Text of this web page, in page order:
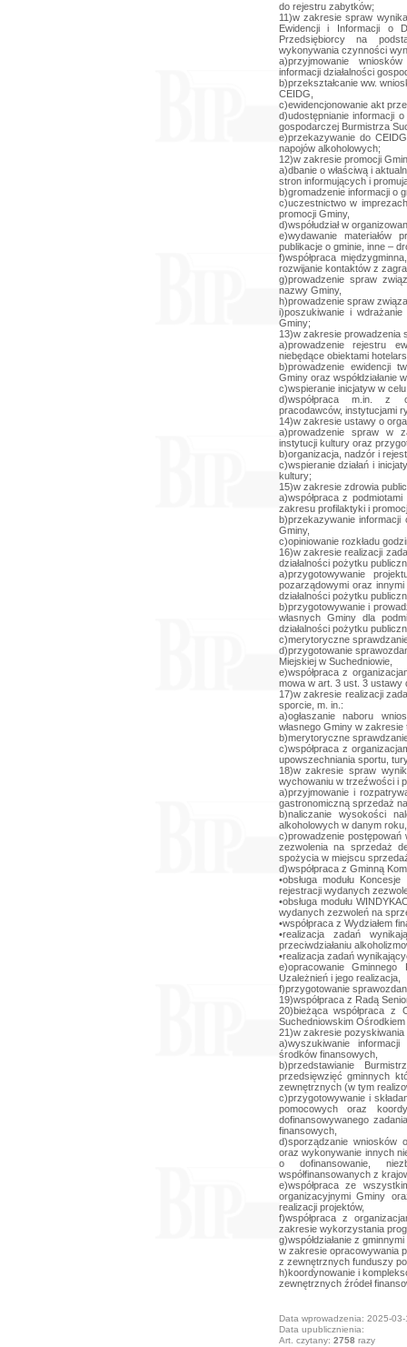
do rejestru zabytków;
11)w zakresie spraw
Ewidencji i Informacji o
Przedsiębiorcy na
wykonywania czynności
a)przyjmowanie wniosków
informacji działalności
b)przekształcanie ww.
CEIDG,
c)ewidencjonowanie akt
d)udostępnianie informacji
gospodarczej Burmistrza
e)przekazywanie do
napojów alkoholowych;
12)w zakresie promocji
a)dbanie o właściwą i
stron informujących i
b)gromadzenie informacji o
c)uczestnictwo w
promocji Gminy,
d)współudział w
e)wydawanie materiałów
publikacje o gminie, inne –
f)współpraca
rozwijanie kontaktów z
g)prowadzenie spraw
nazwy Gminy,
h)prowadzenie spraw
i)poszukiwanie i
Gminy;
13)w zakresie prowadzenia
a)prowadzenie rejestru
niebędące obiektami
b)prowadzenie ewidencji
Gminy oraz współdziałanie
c)wspieranie inicjatyw w
d)współpraca m.in. z
pracodawców, instytucjami
14)w zakresie ustawy o
a)prowadzenie spraw w
instytucji kultury oraz
b)organizacja, nadzór i
c)wspieranie działań i
kultury;
15)w zakresie zdrowia
a)współpraca z
zakresu profilaktyki i
b)przekazywanie
Gminy,
c)opiniowanie rozkładu
16)w zakresie realizacji
działalności pożytku
a)przygotowywanie
pozarządowymi oraz
działalności pożytku
b)przygotowywanie i
własnych Gminy dla
działalności pożytku
c)merytoryczne
d)przygotowanie
Miejskiej w Suchedniowie,
e)współpraca z
mowa w art. 3 ust. 3 ustawy
17)w zakresie realizacji
sporcie, m. in.:
a)ogłaszanie naboru
własnego Gminy w
b)merytoryczne
c)współpraca z
upowszechniania sportu,
18)w zakresie spraw
wychowaniu w trzeźwości i
a)przyjmowanie i
gastronomiczną sprzedaż
b)naliczanie wysokości
alkoholowych w danym roku,
c)prowadzenie postępowań
zezwolenia na sprzedaż
spożycia w miejscu
d)współpraca z Gminną
•obsługa modułu
rejestracji wydanych
•obsługa modułu
wydanych zezwoleń na
•współpraca z Wydziałem
•realizacja zadań
przeciwdziałaniu
•realizacja zadań
e)opracowanie Gminnego
Uzależnień i jego realizacja,
f)przygotowanie
19)współpraca z Radą
20)bieżąca współpraca z
Suchedniowskim Ośrodkiem
21)w zakresie
a)wyszukiwanie
środków finansowych,
b)przedstawianie
przedsięwzięć gminnych
zewnętrznych (w tym
c)przygotowywanie i
pomocowych oraz
dofinansowywanego
finansowych,
d)sporządzanie wniosków
oraz wykonywanie innych
o dofinansowanie,
współfinansowanych z
e)współpraca ze
organizacyjnymi Gminy
realizacji projektów,
f)współpraca z
zakresie wykorzystania
g)współdziałanie z
w zakresie opracowywania
z zewnętrznych funduszy
h)koordynowanie i
zewnętrznych źródeł
Data wprowadzenia: 2025-
Data upublicznienia:
Art. czytany: 2758 razy